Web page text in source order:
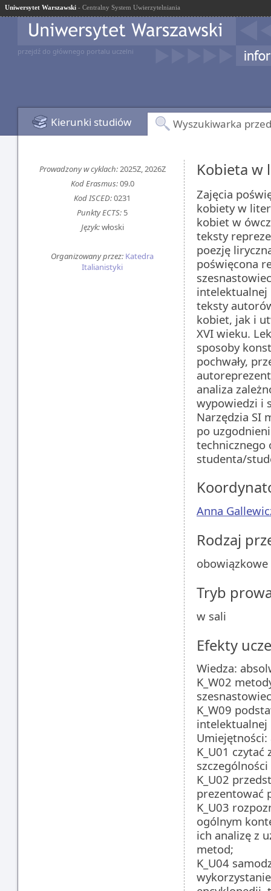
Uniwersytet Warszawski - Centralny System Uwierzytelniania
przejdź do głównego portalu uczelni
Kierunki studiów Wyszukiwarka
Prowadzony w cyklach:2025Z, 2026Z
Kod Erasmus:09.0
Kod ISCED:0231
Punkty ECTS: 5
Język:włoski
Organizowany przez: Katedra
Italianistyki
Kobieta w
Zajęcia
kobiety w
kobiet w
teksty
poezję
poświęcona
intelektualnej
teksty
kobiet, jak i
XVI wieku.
sposoby
pochwały,
analiza
wypowiedzi i
Narzędzia SI
po
technicznego
studenta/
Anna
Rodzaj
obowiązkowe
Tryb
w sali
Efekty
Wiedza:
K_W02
K_W09
K_U01
K_U02
prezentować
K_U03
ogólnym
ich analizę z
metod;
K_U04